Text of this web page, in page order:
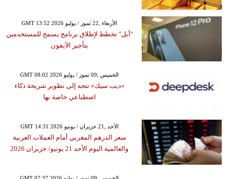
GMT 13:52 2026 الأربعاء ,22 تموز / يوليو
"أبل" تخطط لإطلاق برنامج يسمح للمستخدمين
بتأجير الآيفون
GMT 08:02 2026 الخميس ,09 تموز / يوليو
«ديب سيك» تتجه إلى تطوير شريحة ذكاء
اصطناعي خاصة بها
GMT 14:31 2026 الأحد ,21 حزيران / يونيو
سعر الدرهم المغربي أمام العملات العربية
والعالمية اليوم الأحد 21 يونيو/ حزيران 2026